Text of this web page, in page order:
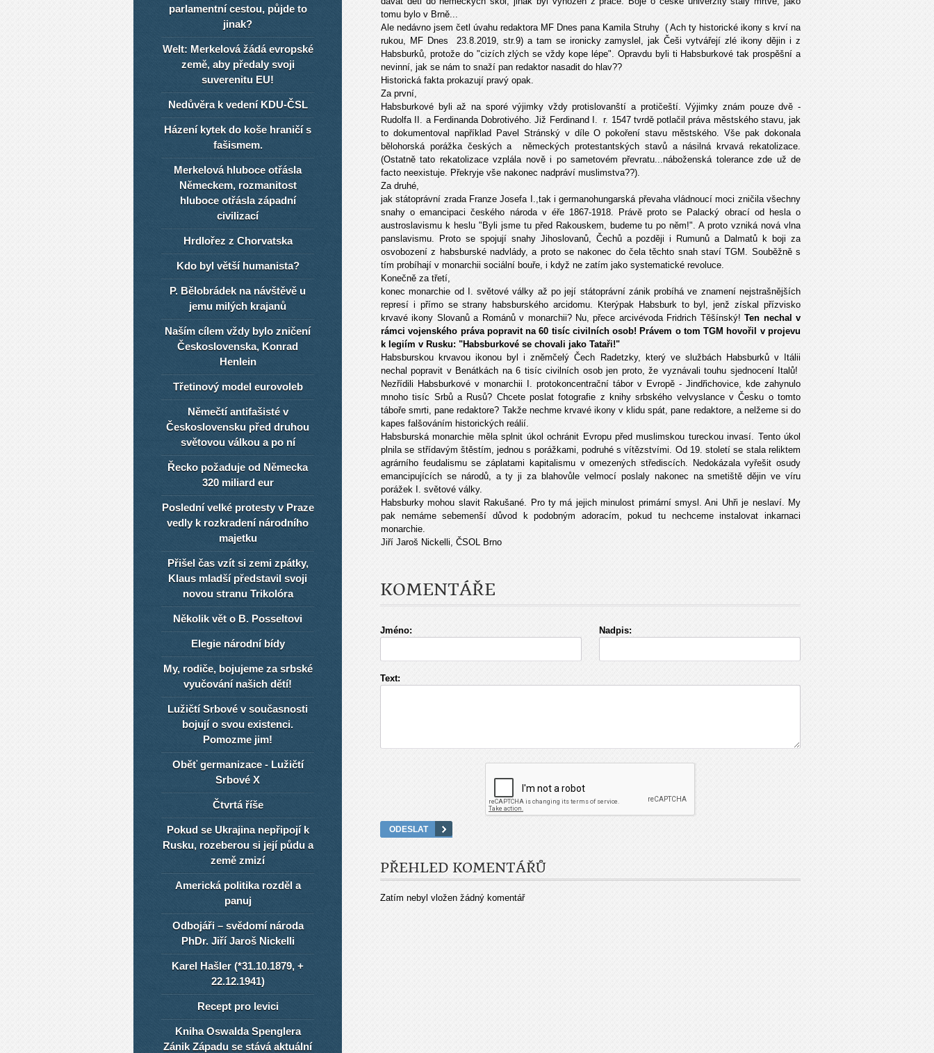
tomu bylo v Brně...
Ale nedávno jsem četl úvahu redaktora MF Dnes pana Kamila Struhy ( Ach ty historické ikony s krví na
rukou, MF Dnes 23.8.2019, str.9) a tam se ironicky zamyslel, jak Češi vytvářejí zlé ikony dějin i z
Habsburků, protože do "cizích zlých se vždy kope lépe". Opravdu byli ti Habsburkové tak prospěšní a
nevinní, jak se nám to snaží pan redaktor nasadit do hlav??
Historická fakta prokazují pravý opak.
Za první,
Habsburkové byli až na sporé výjimky vždy protislovanští a protičeští. Výjimky znám pouze dvě -
Rudolfa II. a Ferdinanda Dobrotivého. Již Ferdinand I. r. 1547 tvrdě potlačil práva městského stavu, jak
to dokumentoval například Pavel Stránský v díle O pokoření stavu městského. Vše pak dokonala
bělohorská porážka českých a německých protestantských stavů a násilná krvavá rekatolizace.
(Ostatně tato rekatolizace vzplála nově i po sametovém převratu...náboženská tolerance zde už de
facto neexistuje. Překryje vše nakonec nadpráví muslimstva??).
Za druhé,
jak státoprávní zrada Franze Josefa I.,tak i germanohungarská převaha vládnoucí moci zničila všechny
snahy o emancipaci českého národa v éře 1867-1918. Právě proto se Palacký obrací od hesla o
austroslavismu k heslu "Byli jsme tu před Rakouskem, budeme tu po něm!". A proto vzniká nová vlna
panslavismu. Proto se spojují snahy Jihoslovanů, Čechů a později i Rumunů a Dalmatů k boji za
osvobození z habsburské nadvlády, a proto se nakonec do čela těchto snah staví TGM. Souběžně s
tím probíhají v monarchii sociální bouře, i když ne zatím jako systematické revoluce.
Konečně za třetí,
konec monarchie od I. světové války až po její státoprávní zánik probíhá ve znamení nejstrašnějších
represí i přímo se strany habsburského arcidomu. Kterýpak Habsburk to byl, jenž získal přízvisko
krvavé ikony Slovanů a Románů v monarchii? Nu, přece arcivévoda Fridrich Těšínský!Ten nechal v
rámci vojenského práva popravit na 60 tisíc civilních osob! Právem o tom TGM hovořil v projevu
k legiím v Rusku: "Habsburkové se chovali jako Tataři!"
Habsburskou krvavou ikonou byl i zněmčelý Čech Radetzky, který ve službách Habsburků v Itálii
nechal popravit v Benátkách na 6 tisíc civilních osob jen proto, že vyznávali touhu sjednocení Italů!
Nezřídili Habsburkové v monarchii I. protokoncentrační tábor v Evropě - Jindřichovice, kde zahynulo
mnoho tisíc Srbů a Rusů? Chcete poslat fotografie z knihy srbského velvyslance v Česku o tomto
táboře smrti, pane redaktore? Takže nechme krvavé ikony v klidu spát, pane redaktore, a nelžeme si do
kapes falšováním historických reálií.
Habsburská monarchie měla splnit úkol ochránit Evropu před muslimskou tureckou invasí. Tento úkol
plnila se střídavým štěstím, jednou s porážkami, podruhé s vítězstvími. Od 19. století se stala reliktem
agrárního feudalismu se záplatami kapitalismu v omezených střediscích. Nedokázala vyřešit osudy
emancipujících se národů, a ty ji za blahovůle velmocí poslaly nakonec na smetiště dějin ve víru
porážek I. světové války.
Habsburky mohou slavit Rakušané. Pro ty má jejich minulost primární smysl. Ani Uhři je neslaví. My
pak nemáme sebemenší důvod k podobným adoracím, pokud tu nechceme instalovat inkarnaci
monarchie.
Jiří Jaroš Nickelli, ČSOL Brno
KOMENTÁŘE
Jméno: Nadpis:
Text:
PŘEHLED KOMENTÁŘŮ
Zatím nebyl vložen žádný komentář
parlamentní cestou, půjde to
jinak?
Welt: Merkelová žádá evropské
země, aby předaly svoji
suverenitu EU!
Nedůvěra k vedení KDU-ČSL
Házení kytek do koše hraničí s
fašismem.
Merkelová hluboce otřásla
Německem, rozmanitost
hluboce otřásla západní
civilizací
Hrdlořez z Chorvatska
Kdo byl větší humanista?
P. Bělobrádek na návštěvě u
jemu milých krajanů
Naším cílem vždy bylo zničení
Československa, Konrad
Henlein
Třetinový model eurovoleb
Němečtí antifašisté v
Československu před druhou
světovou válkou a po ní
Řecko požaduje od Německa
320 miliard eur
Poslední velké protesty v Praze
vedly k rozkradení národního
majetku
Přišel čas vzít si zemi zpátky,
Klaus mladší představil svoji
novou stranu Trikolóra
Několik vět o B. Posseltovi
Elegie národní bídy
My, rodiče, bojujeme za srbské
vyučování našich dětí!
Lužičtí Srbové v současnosti
bojují o svou existenci.
Pomozme jim!
Oběť germanizace - Lužičtí
Srbové X
Čtvrtá říše
Pokud se Ukrajina nepřipojí k
Rusku, rozeberou si její půdu a
země zmizí
Americká politika rozděl a
panuj
Odbojáři – svědomí národa
PhDr. Jiří Jaroš Nickelli
Karel Hašler (*31.10.1879, +
22.12.1941)
Recept pro levici
Kniha Oswalda Spenglera
Zánik Západu se stává aktuální